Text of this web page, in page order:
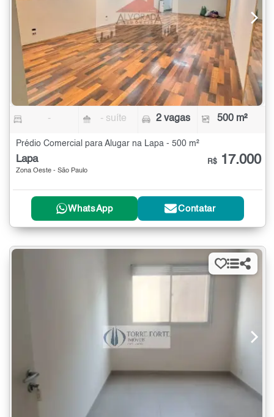
- - suíte 2 vagas 500 m²
Prédio Comercial para Alugar na Lapa - 500 m²
Lapa
Zona Oeste - São Paulo
R$ 17.000
WhatsApp Contatar